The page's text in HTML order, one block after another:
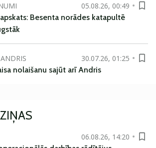
05.08.26, 00:49
Besenta norādes katapultē
30.07.26, 01:25
nolaišanu sajūt arī Andris
06.08.26, 14:20